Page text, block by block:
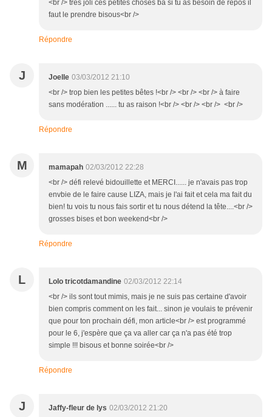
<br /> tres joli ces petites choses ba si tu as besoin de repos il
faut le prendre bisous<br />
Répondre
J Joelle 03/03/2012 21:10
<br /> trop bien les petites bêtes !<br /> <br /> <br /> à faire
sans modération ...... tu as raison !<br /> <br /> <br /> <br />
Répondre
M mamapah 02/03/2012 22:28
<br /> défi relevé bidouillette et MERCI...... je n'avais pas trop
envbie de le faire cause LIZA, mais je l'ai fait et cela ma fait du
bien! tu vois tu nous fais sortir et tu nous détend la tête....<br />
grosses bises et bon weekend<br />
Répondre
L Lolo tricotdamandine 02/03/2012 22:14
<br /> ils sont tout mimis, mais je ne suis pas certaine d'avoir
bien compris comment on les fait... sinon je voulais te prévenir
que pour ton prochain défi, mon article<br /> est programmé
pour le 6, j'espère que ça va aller car ça n'a pas été trop
simple !!! bisous et bonne soirée<br />
Répondre
J Jaffy-fleur de lys 02/03/2012 21:20